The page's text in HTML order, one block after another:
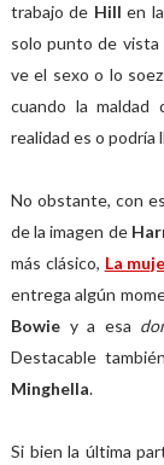
trabajo de Hillen
solo punto de vista
ve el sexo o lo
cuando la
realidad es o podría
No obstante, con
de la imagen de
más clásico, La
entrega algún
Bowiey a esa
Destacable
Minghella.
Si bien la última